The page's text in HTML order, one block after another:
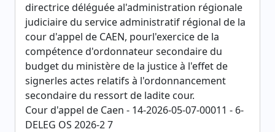
directrice déléguée al'administration régionale
judiciaire du service administratif régional de la
cour d'appel de CAEN, pourl'exercice de la
compétence d'ordonnateur secondaire du
budget du ministère de la justice à l'effet de
signerles actes relatifs à l'ordonnancement
secondaire du ressort de ladite cour.
Cour d'appel de Caen - 14-2026-05-07-00011 - 6-
DELEG OS 2026-2 7